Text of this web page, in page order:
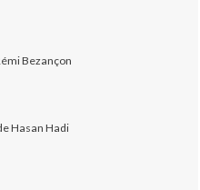
Bezançon
Hasan Hadi